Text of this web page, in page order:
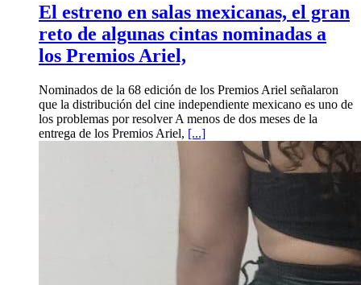
El estreno en salas mexicanas, el gran
reto de algunas cintas nominadas a
los Premios Ariel,
Nominados de la 68 edición de los Premios Ariel señalaron
que la distribución del cine independiente mexicano es uno de
los problemas por resolver A menos de dos meses de la
entrega de los Premios Ariel, [...]